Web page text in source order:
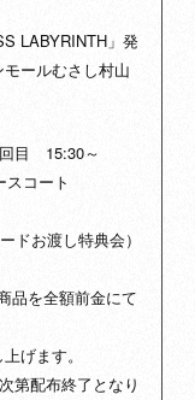
LABYRINTH」発
ールむさし村山
目 15:30～
コート
ドお渡し特典会）
品を全額前金にて
げます。
第配布終了となり